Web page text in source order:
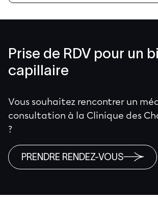
Prise de RDV pour un
capillaire
Vous souhaitez rencontrer un
consultation à la Clinique des
?
PRENDRE RENDEZ-VOUS